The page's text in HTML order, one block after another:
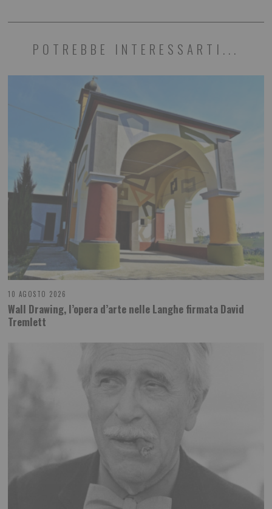
POTREBBE INTERESSARTI...
10 AGOSTO 2026
Wall Drawing, l’opera d’arte nelle Langhe firmata David
Tremlett